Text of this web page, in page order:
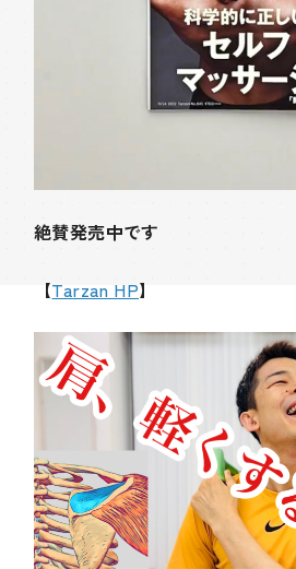
絶賛発売中です
【Tarzan HP】